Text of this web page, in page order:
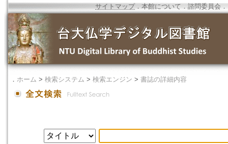
サイトマップ．本館について ． 諮問委員会 ．
． ホーム > 検索システム > 検索エンジン > 書誌の詳細内容